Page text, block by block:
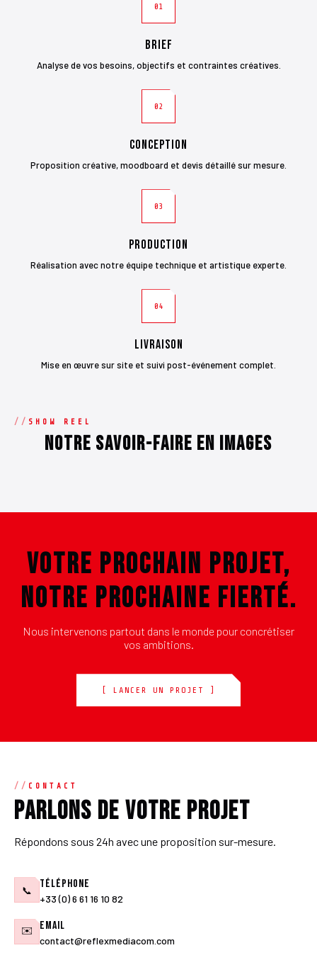
01
Brief
Analyse de vos besoins, objectifs et contraintes créatives.
02
Conception
Proposition créative, moodboard et devis détaillé sur mesure.
03
Production
Réalisation avec notre équipe technique et artistique experte.
04
Livraison
Mise en œuvre sur site et suivi post-événement complet.
SHOW REEL
Notre savoir-faire en images
VOTRE PROCHAIN PROJET,
NOTRE PROCHAINE FIERTÉ.
Nous intervenons partout dans le monde pour concrétiser
vos ambitions.
[ LANCER UN PROJET ]
CONTACT
Parlons de votre projet
Répondons sous 24h avec une proposition sur-mesure.
📞 Téléphone
+33 (0) 6 61 16 10 82
✉️ Email
contact@reflexmediacom.com